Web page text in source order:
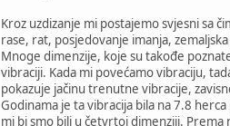
Kroz uzdizanje mi postajemo svjesni sa
rase, rat, posjedovanje imanja,
Mnoge dimenzije, koje su takođe
vibraciji. Kada mi povećamo vibraciju,
pokazuje jačinu trenutne vibracije,
Godinama je ta vibracija bila na 7.8
mi bi smo bili u četvrtoj dimenziji.